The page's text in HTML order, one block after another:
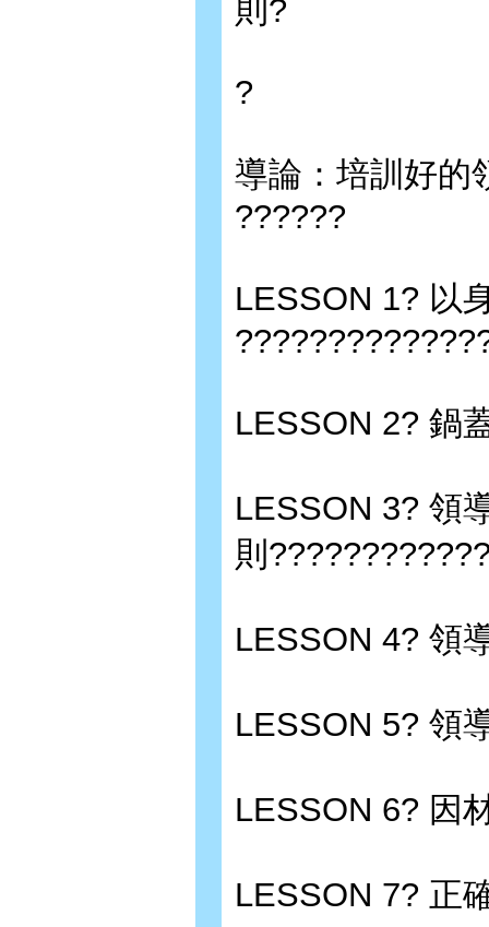
則?
?
導論：培訓好的
??????
LESSON 1? 以
LESSON 2? 鍋
LESSON 3? 領
則
LESSON 4? 領
LESSON 5? 領
LESSON 6? 因
LESSON 7? 正